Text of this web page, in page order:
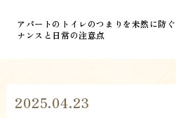
アパートのトイレのつまりを未然に防
ナンスと日常の注意点
2025.04.23